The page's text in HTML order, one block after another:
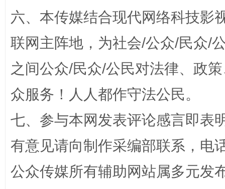
公平竞争审查“十大案例”出炉！ 一纸欠
六、本传媒结合现代网络科技影
联网主阵地，为社会/公众/民众/
之间公众/民众/公民对法律、政
众服务！人人都作守法公民。
七、参与本网发表评论感言即表
有意见请向制作采编部联系，电
公众传媒所有辅助网站属多元发